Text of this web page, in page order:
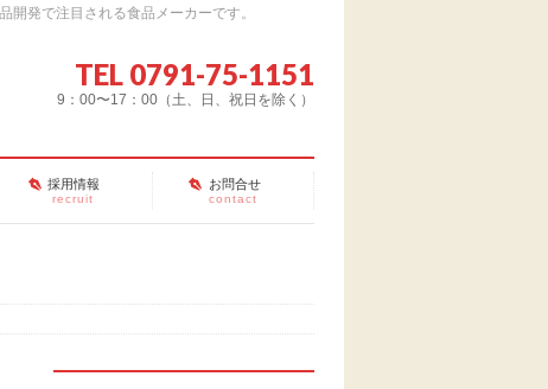
発で注目される食品メーカーです。
TEL 0791-75-1151
9：00〜17：00（土、日、祝日を除く）
採用情報
recruit
お問合せ
contact